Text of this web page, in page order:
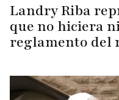
Landry Riba
que no hiciera
reglamento del